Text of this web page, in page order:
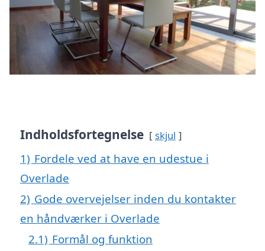
Indholdsfortegnelse skjul
1) Fordele ved at have en udestue i
Overlade
2) Gode overvejelser inden du kontakter
en håndværker i Overlade
2.1) Formål og funktion